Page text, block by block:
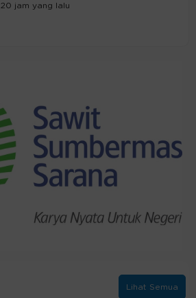
20 jam yang lalu
Lihat Semua